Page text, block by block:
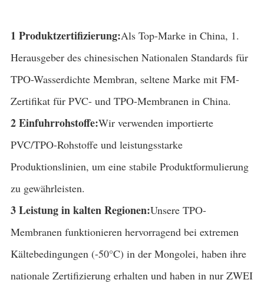
1 Produktzertifizierung:Als Top-Marke in China, 1.
Herausgeber des chinesischen Nationalen Standards für
TPO-Wasserdichte Membran, seltene Marke mit FM-
Zertifikat für PVC- und TPO-Membranen in China.
2 Einfuhrrohstoffe:Wir verwenden importierte
PVC/TPO-Rohstoffe und leistungsstarke
Produktionslinien, um eine stabile Produktformulierung
zu gewährleisten.
3 Leistung in kalten Regionen:Unsere TPO-
Membranen funktionieren hervorragend bei extremen
Kältebedingungen (-50°C) in der Mongolei, haben ihre
nationale Zertifizierung erhalten und haben in nur ZWEI